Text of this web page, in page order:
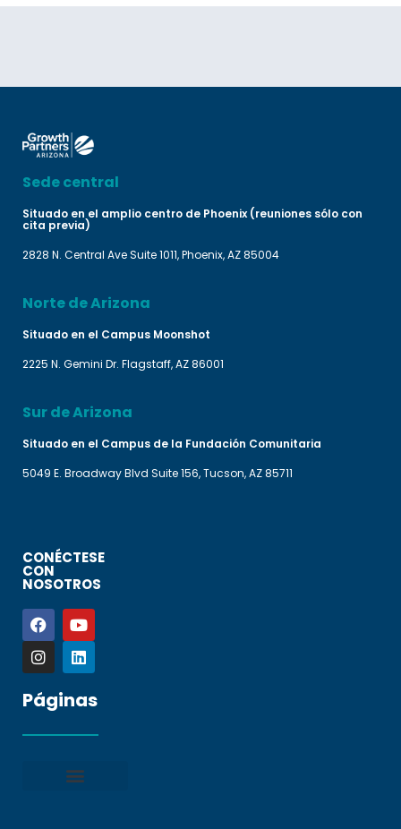
Sede central
Situado en el amplio centro de Phoenix (reuniones sólo con
cita previa)
2828 N. Central Ave Suite 1011, Phoenix, AZ 85004
Norte de Arizona
Situado en el Campus Moonshot
2225 N. Gemini Dr. Flagstaff, AZ 86001
Sur de Arizona
Situado en el Campus de la Fundación Comunitaria
5049 E. Broadway Blvd Suite 156, Tucson, AZ 85711
CONÉCTESE
CON
NOSOTROS
Páginas